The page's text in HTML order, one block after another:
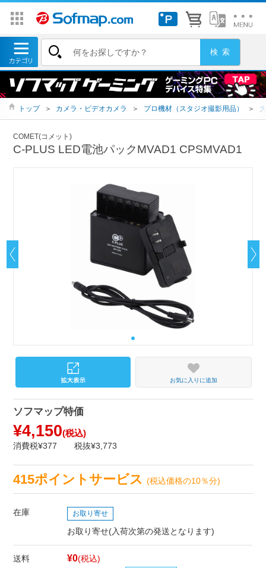
トップ ＞ カメラ・ビデオカメラ ＞ プロ機材（スタジオ撮影用品） ＞
COMET(コメット)
C-PLUS LED電池パックMVAD1 CPSMVAD1
お気に入りに追加
ソフマップ特価
¥4,150(税込)
消費税¥377 税抜¥3,773
415ポイントサービス(税込価格の10％分)
在庫 お取り寄せ
お取り寄せ(入荷次第の発送となります)
送料 ¥0(税込)